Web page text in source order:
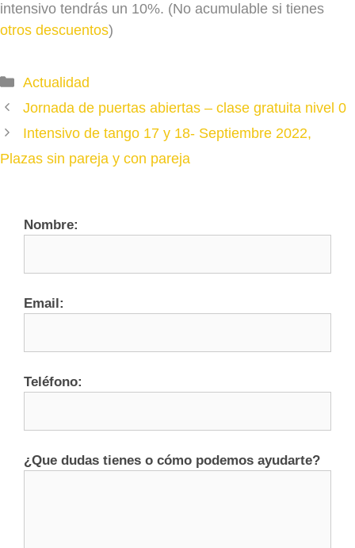
intensivo tendrás un 10%. (No acumulable si tienes
otros descuentos)
Categories
Actualidad
Jornada de puertas abiertas – clase gratuita nivel 0
Intensivo de tango 17 y 18- Septiembre 2022,
Plazas sin pareja y con pareja
Nombre:
Email:
Teléfono:
¿Que dudas tienes o cómo podemos ayudarte?